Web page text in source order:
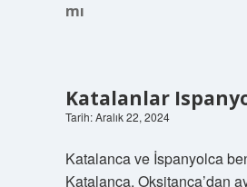
mı
Katalanlar
Tarih: Aralık 22, 2024
Katalanca ve İspanyolca
Katalanca, Oksitanca’dan